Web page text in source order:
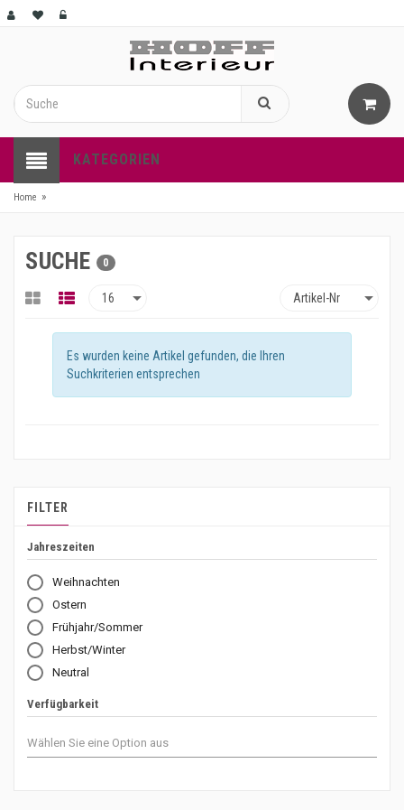
KATEGORIEN
Home »
SUCHE 0
Es wurden keine Artikel gefunden, die Ihren
Suchkriterien entsprechen
FILTER
Jahreszeiten
Weihnachten
Ostern
Frühjahr/Sommer
Herbst/Winter
Neutral
Verfügbarkeit